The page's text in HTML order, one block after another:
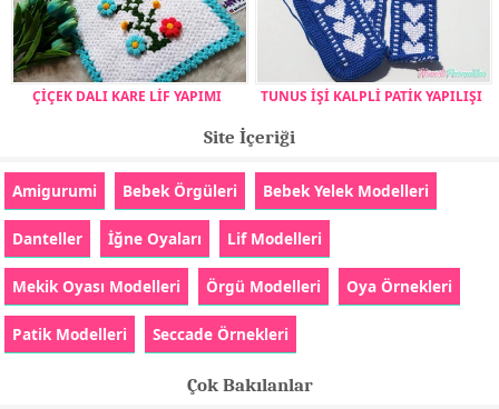
ÇİÇEK DALI KARE LİF YAPIMI TUNUS İŞİ KALPLİ PATİK YAPILIŞI
Site İçeriği
Amigurumi Bebek Örgüleri Bebek Yelek Modelleri
Danteller İğne Oyaları Lif Modelleri
Mekik Oyası Modelleri Örgü Modelleri Oya Örnekleri
Patik Modelleri Seccade Örnekleri
Çok Bakılanlar